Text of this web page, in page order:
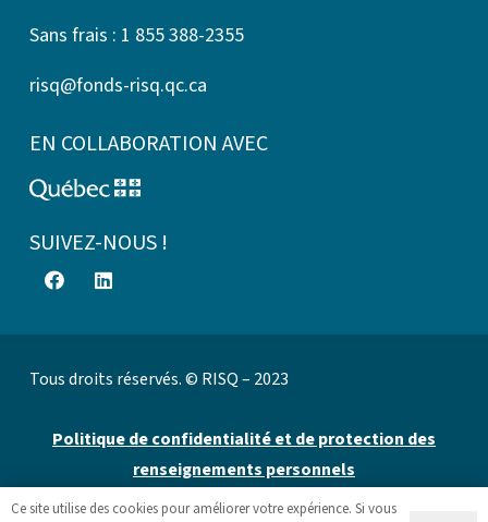
Sans frais : 1 855 388-2355
risq@fonds-risq.qc.ca
EN COLLABORATION AVEC
SUIVEZ-NOUS !
Tous droits réservés. © RISQ – 2023
Politique de confidentialité et de protection des
renseignements personnels
Ce site utilise des cookies pour améliorer votre expérience. Si vous